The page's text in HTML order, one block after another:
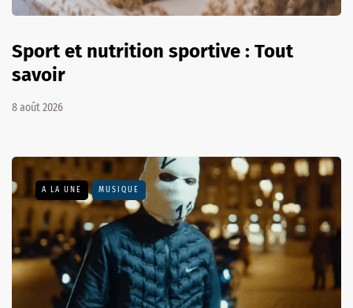
Sport et nutrition sportive : Tout
savoir
8 août 2026
A LA UNE MUSIQUE